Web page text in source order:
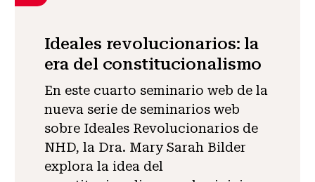
Ideales revolucionarios: la
era del constitucionalismo
En este cuarto seminario web de la
nueva serie de seminarios web
sobre Ideales Revolucionarios de
NHD, la Dra. Mary Sarah Bilder
explora la idea del